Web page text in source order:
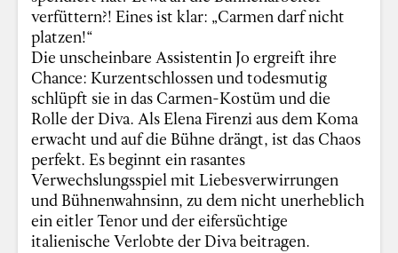
verfüttern?! Eines ist klar: „Carmen darf nicht
platzen!“
Die unscheinbare Assistentin Jo ergreift ihre
Chance: Kurzentschlossen und todesmutig
schlüpft sie in das Carmen-Kostüm und die
Rolle der Diva. Als Elena Firenzi aus dem Koma
erwacht und auf die Bühne drängt, ist das Chaos
perfekt. Es beginnt ein rasantes
Verwechslungsspiel mit Liebesverwirrungen
und Bühnenwahnsinn, zu dem nicht unerheblich
ein eitler Tenor und der eifersüchtige
italienische Verlobte der Diva beitragen.